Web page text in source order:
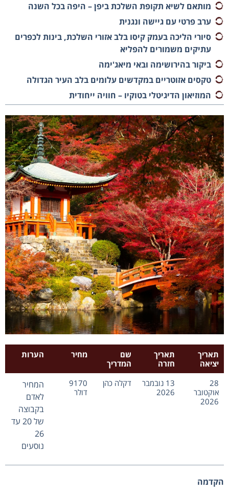
מותאם לשיא תקופת השלכת ביפן – היפה בכל השנה
ערב פרטי עם גיישה ונגנית
סיורי הליכה בעמק קיסו בלב אזורי השלכת, בינות לכפרים
עתיקים משמורים להפליא
ביקור בהירושימה ובאי מיאג'ימה
טקסים אזוטריים במקדשים עלומים בלב העיר הגדולה
המוזיאון הדיגיטלי בטוקיו – חוויה ייחודית
תאריך
יציאה
תאריך
חזרה
שם
המדריך
מחיר הערות
28
אוקטובר
2026
13 נובמבר
2026
דקלה כהן
9170
דולר
המחיר
לאדם
בקבוצה
של 20 עד
26
נוסעים
הקדמה